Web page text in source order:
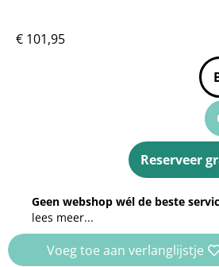
€ 101,95
Reserveer
Geen webshop wél de beste
lees meer...
Voeg toe aan verlanglijstje